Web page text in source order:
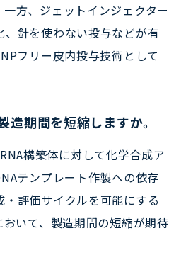
方、ジェットインジェクター
針を使わない投与などが有
フリー皮内投与技術として
期間を短縮しますか。
構築体に対して化学合成ア
テンプレート作製への依存
評価サイクルを可能にする
いて、製造期間の短縮が期待